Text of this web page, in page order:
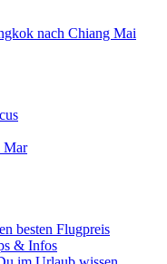
nach Chiang Mai
Mar
besten Flugpreis
& Infos